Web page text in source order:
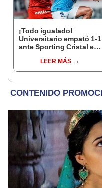
¡Todo igualado!
Universitario empató 1-1
ante Sporting Cristal en
por el Torneo Clausura
de la Liga 1 2026
LEER MÁS